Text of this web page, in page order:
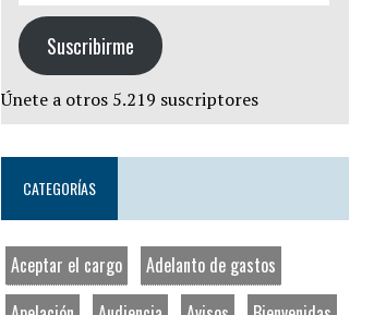
Suscribirme
Únete a otros 5.219 suscriptores
CATEGORÍAS
Aceptar el cargo
Adelanto de gastos